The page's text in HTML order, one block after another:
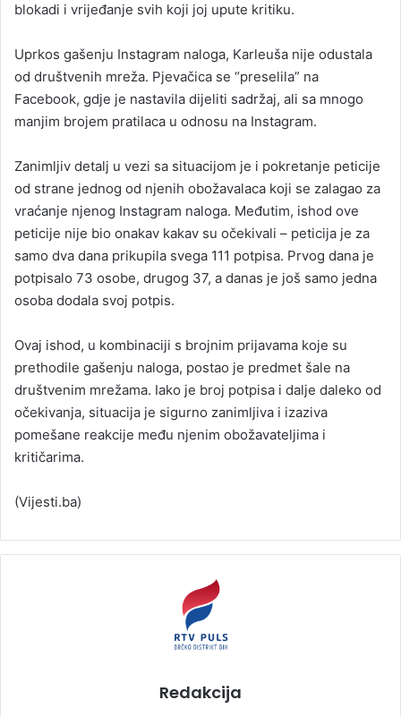
blokadi i vrijeđanje svih koji joj upute kritiku.
Uprkos gašenju Instagram naloga, Karleuša nije odustala
od društvenih mreža. Pjevačica se “preselila” na
Facebook, gdje je nastavila dijeliti sadržaj, ali sa mnogo
manjim brojem pratilaca u odnosu na Instagram.
Zanimljiv detalj u vezi sa situacijom je i pokretanje peticije
od strane jednog od njenih obožavalaca koji se zalagao za
vraćanje njenog Instagram naloga. Međutim, ishod ove
peticije nije bio onakav kakav su očekivali – peticija je za
samo dva dana prikupila svega 111 potpisa. Prvog dana je
potpisalo 73 osobe, drugog 37, a danas je još samo jedna
osoba dodala svoj potpis.
Ovaj ishod, u kombinaciji s brojnim prijavama koje su
prethodile gašenju naloga, postao je predmet šale na
društvenim mrežama. Iako je broj potpisa i dalje daleko od
očekivanja, situacija je sigurno zanimljiva i izaziva
pomešane reakcije među njenim obožavateljima i
kritičarima.
(Vijesti.ba)
Redakcija